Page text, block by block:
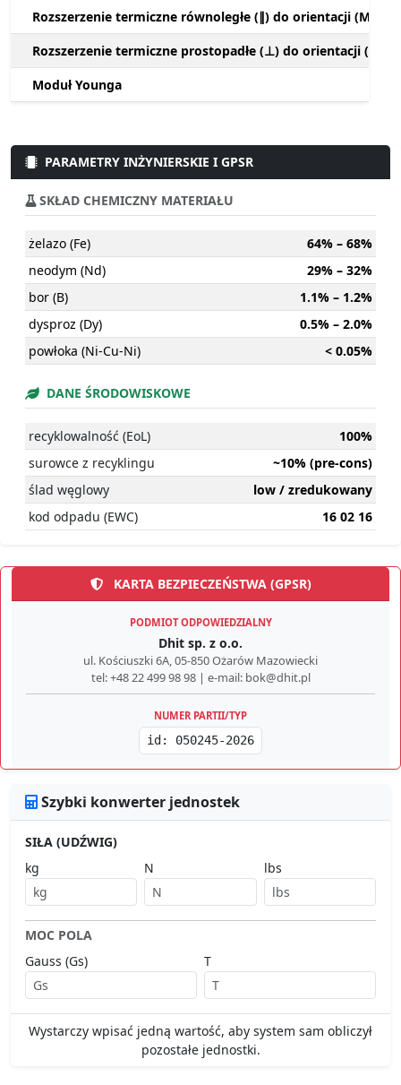
Rozszerzenie termiczne równoległe (∥) do orientacji (M)
Rozszerzenie termiczne prostopadłe (⊥) do orientacji (M)
Moduł Younga
PARAMETRY INŻYNIERSKIE I GPSR
SKŁAD CHEMICZNY MATERIAŁU
żelazo (Fe)
64% – 68%
neodym (Nd)
29% – 32%
bor (B)
1.1% – 1.2%
dysproz (Dy)
0.5% – 2.0%
powłoka (Ni-Cu-Ni)
< 0.05%
DANE ŚRODOWISKOWE
recyklowalność (EoL)
100%
surowce z recyklingu
~10% (pre-cons)
ślad węglowy
low / zredukowany
kod odpadu (EWC)
16 02 16
KARTA BEZPIECZEŃSTWA (GPSR)
PODMIOT ODPOWIEDZIALNY
Dhit sp. z o.o.
ul. Kościuszki 6A, 05-850 Ożarów Mazowiecki
tel: +48 22 499 98 98 | e-mail: bok@dhit.pl
NUMER PARTII/TYP
id: 050245-2026
Szybki konwerter jednostek
SIŁA (UDŹWIG)
kg
N lbs
MOC POLA
Gauss (Gs)
T
Wystarczy wpisać jedną wartość, aby system sam obliczył
pozostałe jednostki.